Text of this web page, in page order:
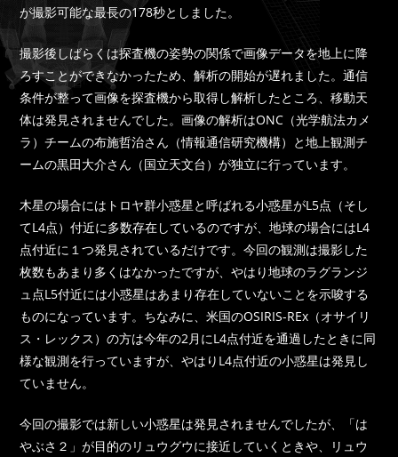
が撮影可能な最長の178秒としました。
撮影後しばらくは探査機の姿勢の関係で画像データを地上に降
ろすことができなかったため、解析の開始が遅れました。通信
条件が整って画像を探査機から取得し解析したところ、移動天
体は発見されませんでした。画像の解析はONC（光学航法カメ
ラ）チームの布施哲治さん（情報通信研究機構）と地上観測チ
ームの黒田大介さん（国立天文台）が独立に行っています。
木星の場合にはトロヤ群小惑星と呼ばれる小惑星がL5点（そし
てL4点）付近に多数存在しているのですが、地球の場合にはL4
点付近に１つ発見されているだけです。今回の観測は撮影した
枚数もあまり多くはなかったですが、やはり地球のラグランジ
ュ点L5付近には小惑星はあまり存在していないことを示唆する
ものになっています。ちなみに、米国のOSIRIS-REx（オサイリ
ス・レックス）の方は今年の2月にL4点付近を通過したときに同
様な観測を行っていますが、やはりL4点付近の小惑星は発見し
ていません。
今回の撮影では新しい小惑星は発見されませんでしたが、「は
やぶさ２」が目的のリュウグウに接近していくときや、リュウ